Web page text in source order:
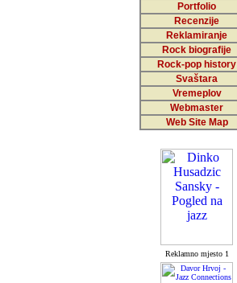
Portfolio
Recenzije
Reklamiranje
Rock biografije
Rock-pop history
Svaštara
Vremeplov
Webmaster
Web Site Map
Reklamno mjesto 1